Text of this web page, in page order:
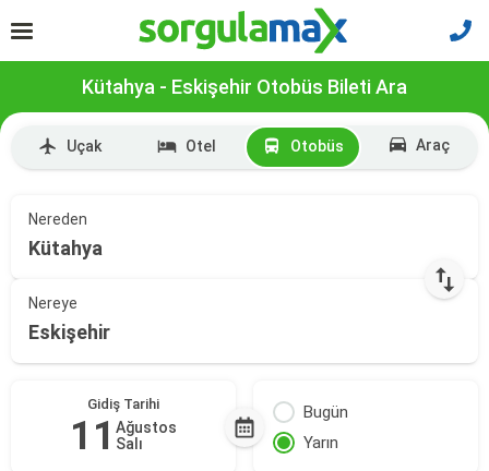
Kütahya - Eskişehir Otobüs Bileti Ara
Uçak Otel Otobüs Araç
Nereden
Kütahya
Nereye
Eskişehir
Gidiş Tarihi
11 Ağustos
Salı
Bugün
Yarın